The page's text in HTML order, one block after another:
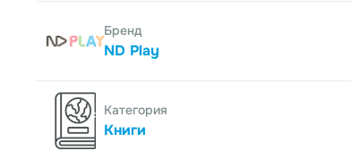
Бренд
ND Play
Категория
Книги